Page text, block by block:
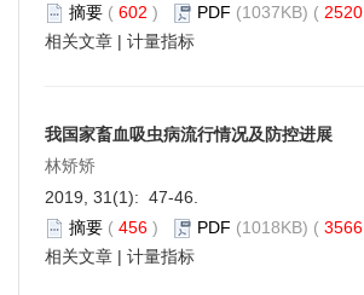
摘要 ( 602 ) PDF (1037KB) ( 2520
相关文章 | 计量指标
我国家畜血吸虫病流行情况及防控进展
林矫矫
2019, 31(1): 47-46.
摘要 ( 456 ) PDF (1018KB) ( 3566
相关文章 | 计量指标